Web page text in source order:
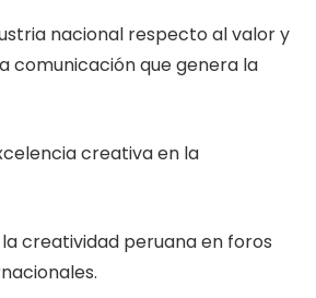
nacional respecto al valor y
comunicación que genera la
creativa en la
creatividad peruana en foros